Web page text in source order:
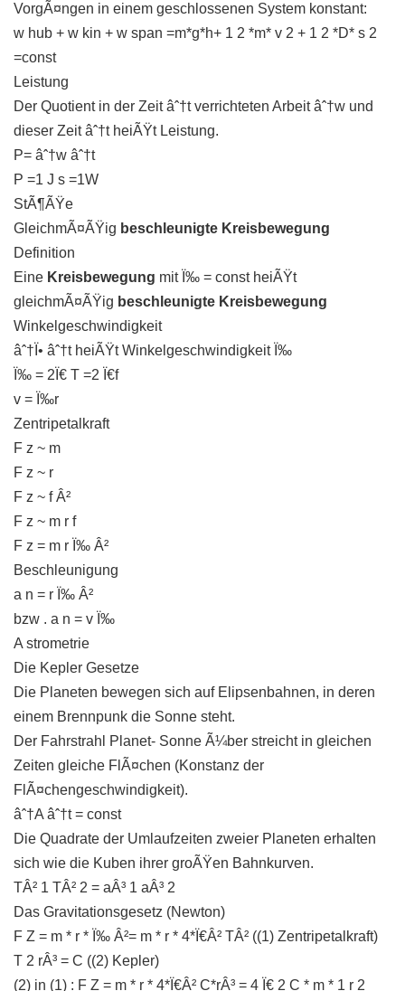
VorgÃ¤ngen in einem geschlossenen System konstant:
w hub + w kin + w span =m*g*h+ 1 2 *m* v 2 + 1 2 *D* s 2
=const
Leistung
Der Quotient in der Zeit âˆ†t verrichteten Arbeit âˆ†w und
dieser Zeit âˆ†t heiÃŸt Leistung.
P= âˆ†w âˆ†t
P =1 J s =1W
StÃ¶ÃŸe
GleichmÃ¤ÃŸig beschleunigte Kreisbewegung
Definition
Eine Kreisbewegung mit Ï‰ = const heiÃŸt
gleichmÃ¤ÃŸig beschleunigte Kreisbewegung
Winkelgeschwindigkeit
âˆ†Ï• âˆ†t heiÃŸt Winkelgeschwindigkeit Ï‰
Ï‰ = 2Ï€ T =2 Ï€f
v = Ï‰r
Zentripetalkraft
F z ~ m
F z ~ r
F z ~ f Â²
F z ~ m r f
F z = m r Ï‰ Â²
Beschleunigung
a n = r Ï‰ Â²
bzw . a n = v Ï‰
A strometrie
Die Kepler Gesetze
Die Planeten bewegen sich auf Elipsenbahnen, in deren
einem Brennpunk die Sonne steht.
Der Fahrstrahl Planet- Sonne Ã¼ber streicht in gleichen
Zeiten gleiche FlÃ¤chen (Konstanz der
FlÃ¤chengeschwindigkeit).
âˆ†A âˆ†t = const
Die Quadrate der Umlaufzeiten zweier Planeten erhalten
sich wie die Kuben ihrer groÃŸen Bahnkurven.
TÂ² 1 TÂ² 2 = aÂ³ 1 aÂ³ 2
Das Gravitationsgesetz (Newton)
F Z = m * r * Ï‰ Â²= m * r * 4*Ï€Â² TÂ² ((1) Zentripetalkraft)
T 2 rÂ³ = C ((2) Kepler)
(2) in (1) : F Z = m * r * 4*Ï€Â² C*rÂ³ = 4 Ï€ 2 C * m * 1 r 2